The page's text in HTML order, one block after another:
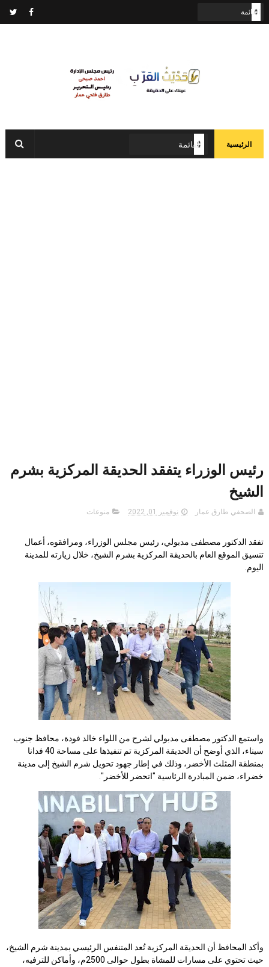
الرئيسية
رئيس الوزراء يتفقد الحديقة المركزية بشرم
الشيخ
الصحفي طارق عمار نوفمبر 01, 2022 منوعات
تفقد الدكتور مصطفى مدبولي، رئيس مجلس الوزراء، ومرافقوه، أعمال
تنسيق الموقع العام بالحديقة المركزية بشرم الشيخ، خلال زيارته للمدينة
اليوم.
واستمع الدكتور مصطفى مدبولي لشرح من اللواء خالد فودة، محافظ جنوب
سيناء، الذي أوضح أن الحديقة المركزية تم تنفيذها على مساحة 40 فدانا
بمنطقة المثلث الأخضر، وذلك في إطار جهود تحويل شرم الشيخ إلى مدينة
خضراء، ضمن المبادرة الرئاسية "اتحضر للأخضر".
وأكد المحافظ أن الحديقة المركزية تُعد المتنفس الرئيسي بمدينة شرم الشيخ،
حيث تحتوي على مسارات للمشاة بطول حوالى 2500م، وأماكن للترفيه،